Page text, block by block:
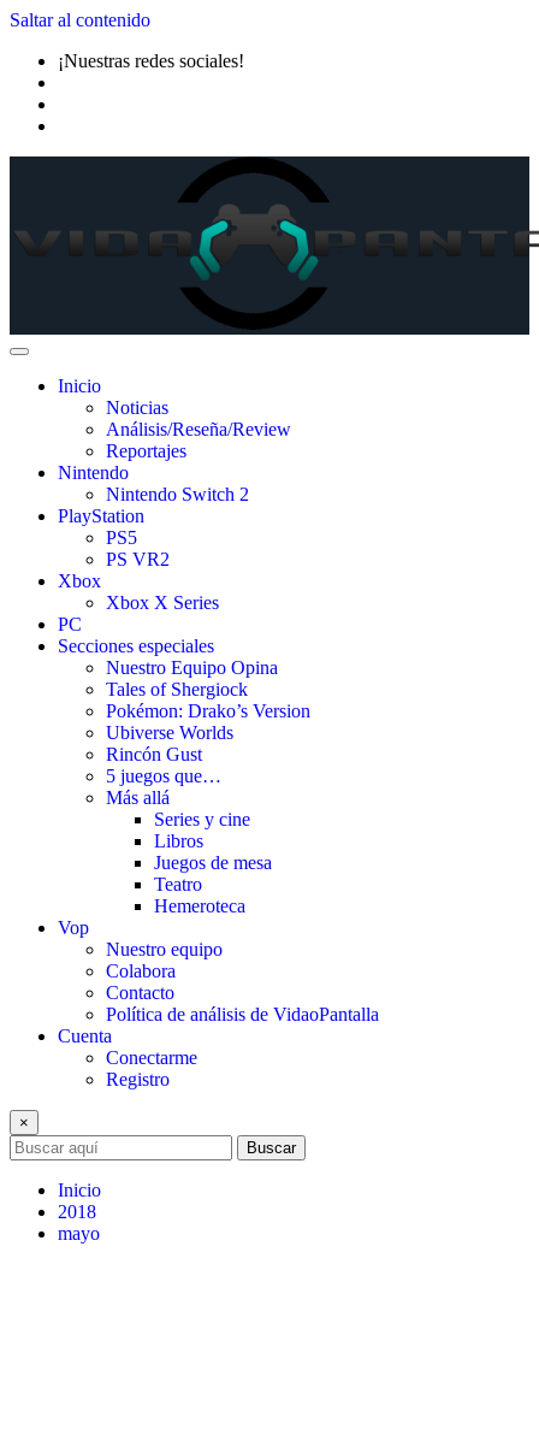
Saltar al contenido
¡Nuestras redes sociales!
Inicio
Noticias
Análisis/Reseña/Review
Reportajes
Nintendo
Nintendo Switch 2
PlayStation
PS5
PS VR2
Xbox
Xbox X Series
PC
Secciones especiales
Nuestro Equipo Opina
Tales of Shergiock
Pokémon: Drako’s Version
Ubiverse Worlds
Rincón Gust
5 juegos que…
Más allá
Series y cine
Libros
Juegos de mesa
Teatro
Hemeroteca
Vop
Nuestro equipo
Colabora
Contacto
Política de análisis de VidaoPantalla
Cuenta
Conectarme
Registro
×
Buscar
Inicio
2018
mayo